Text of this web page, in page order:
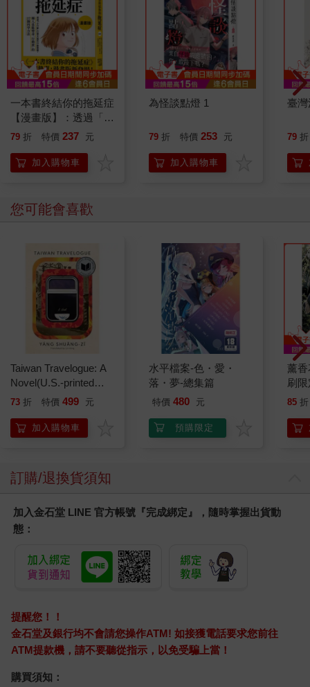
一本書終結你的拖延症
【漫畫版】：透過「小
行動」打開大腦的行動
「行動派」的37個科
學方法
79 折 特價 237 元
加入購物車
為怪談點燈 1
79 折 特價 253 元
加入購物車
臺
79 折
您可能會喜歡
Taiwan Travelogue: A
Novel(U.S.-printed
edition)
73 折 特價 499 元
加入購物車
水平檔案-色・愛・
落・夢-總集篇
特價 480 元
預購限定
薰
刷
85 折
訂購/退換貨須知
加入金石堂 LINE 官方帳號『完成綁定』，隨時掌握出貨動
態：
提醒您！！
金石堂及銀行均不會請您操作ATM! 如接獲電話要求您前往
ATM提款機，請不要聽從指示，以免受騙上當！
購買須知：